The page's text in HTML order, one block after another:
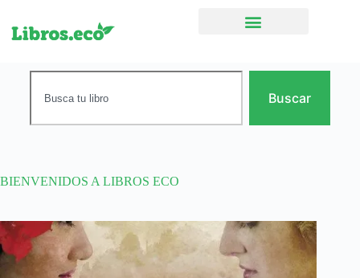
Buscar
BIENVENIDOS A LIBROS ECO